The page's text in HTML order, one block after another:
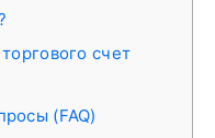
счет
(FAQ)